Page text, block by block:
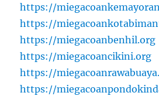
https://
https://
https://miegacoanbenhil.org
https://miegacoancikini.org
https://
https://